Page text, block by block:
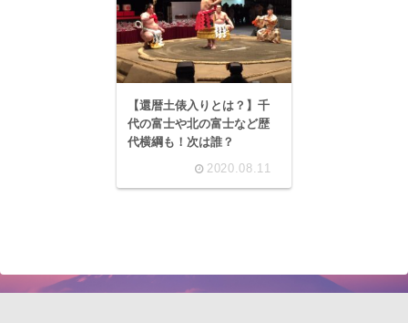
【還暦土俵入りとは？】千
代の富士や北の富士など歴
代横綱も！次は誰？
2020.08.11